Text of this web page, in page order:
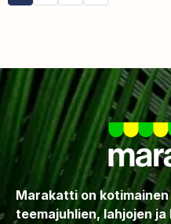
Marakatti on
teemajuhlien, lahjojen